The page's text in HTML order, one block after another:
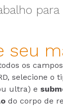
seu
os
selecione o
ultra) e
do corpo de